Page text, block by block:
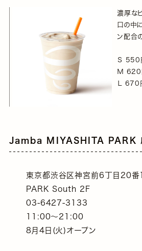
濃厚な
口の中
ン配合
Ｓ 550
Ｍ 620
Ｌ 670
Jamba MIYASHITA PARK
東京都渋谷区神宮前6丁目20
PARK South 2F
03-6427-3133
11:00～21:00
8月4日(火)オープン